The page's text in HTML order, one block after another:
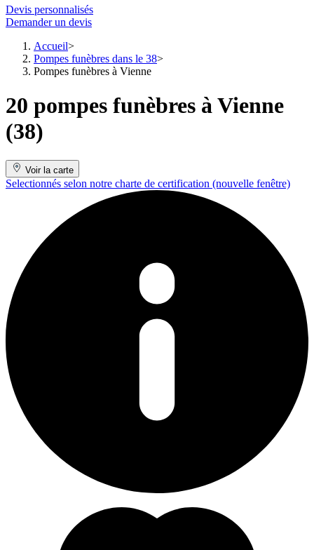
Devis personnalisés
Demander un devis
Accueil
Pompes funèbres dans le 38
Pompes funèbres à Vienne
20 pompes funèbres à Vienne
(38)
Voir la carte
Selectionnés selon notre charte de certification (nouvelle fenêtre)